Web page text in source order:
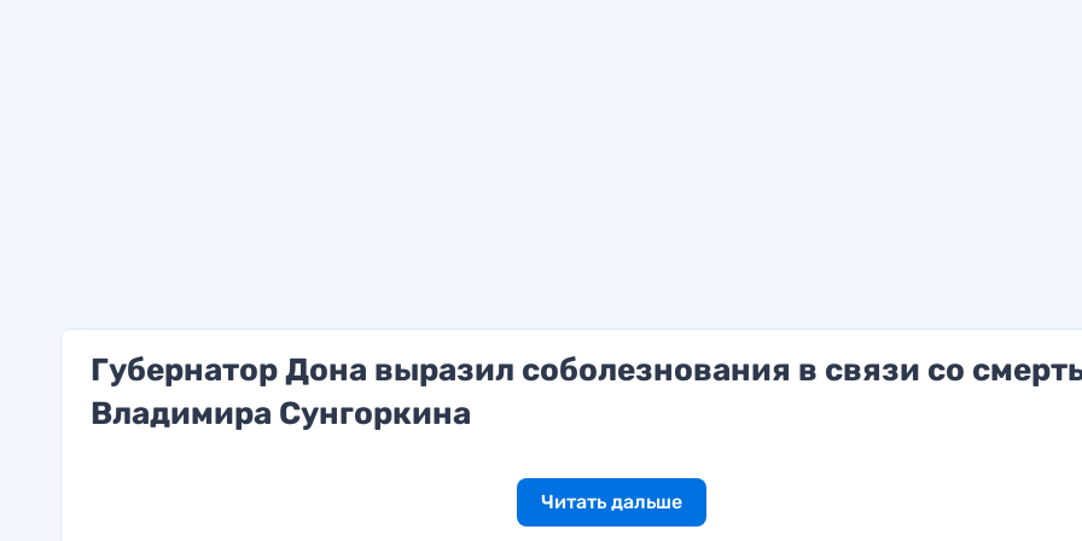
Губернатор Дона выразил соболезнования в связи со
Владимира Сунгоркина
Читать дальше